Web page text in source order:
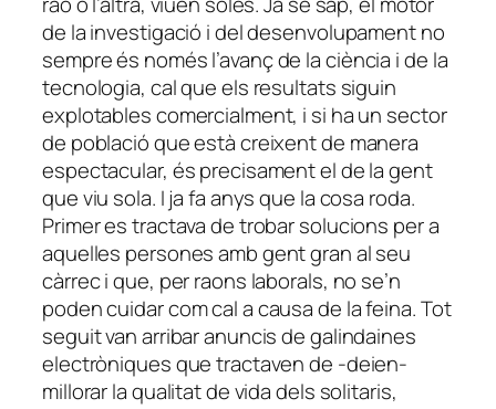
de la investigació i del desenvolupament no
sempre és només l’avanç de la ciència i de la
tecnologia, cal que els resultats siguin
explotables comercialment, i si ha un sector
de població que està creixent de manera
espectacular, és precisament el de la gent
que viu sola. I ja fa anys que la cosa roda.
Primer es tractava de trobar solucions per a
aquelles persones amb gent gran al seu
càrrec i que, per raons laborals, no se’n
poden cuidar com cal a causa de la feina. Tot
seguit van arribar anuncis de galindaines
electròniques que tractaven de -deien-
millorar la qualitat de vida dels solitaris,